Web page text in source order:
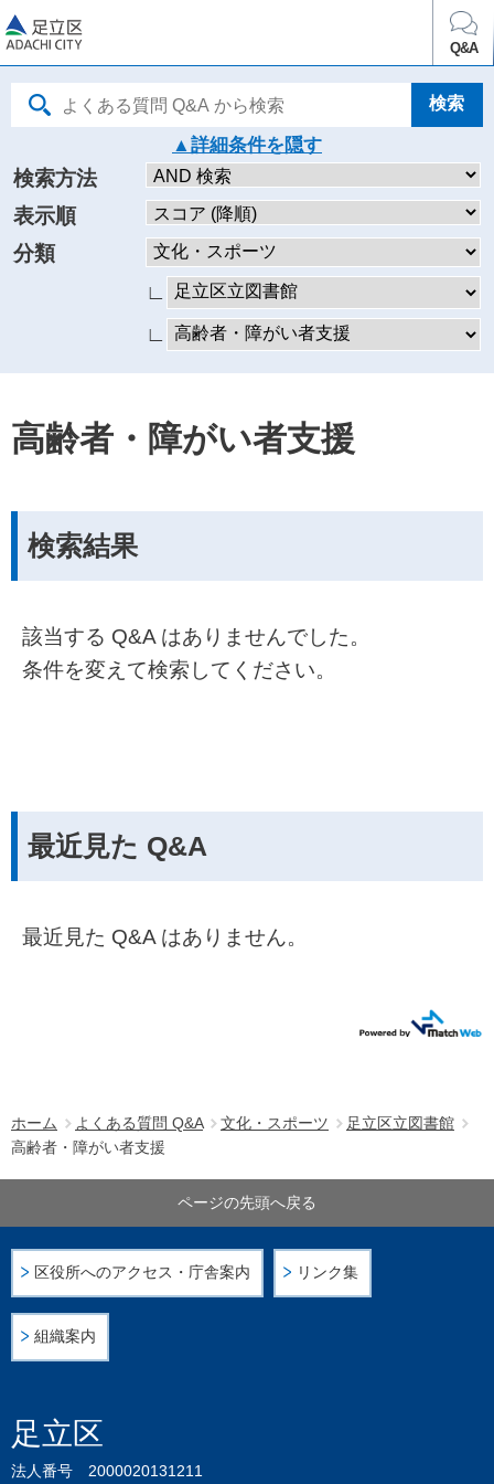
Q&A
詳細条件を
検索方法
表示順
分類
∟
∟
ホーム よくある質問 Q&A 文化・スポーツ
足立区立図書館
高齢者・障がい者支援
高齢者・障がい者支援
検索結果
該当する Q&A はありませんでした。
条件を変えて検索してください。
最近見た Q&A
最近見た Q&A はありません。
足立区
法人番号 2000020131211
区役所へのアクセス・庁舎案内 リンク集
組織案内
ページの先頭へ戻る